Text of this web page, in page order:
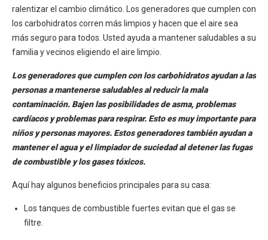
ralentizar el cambio climático. Los generadores que cumplen con
los carbohidratos corren más limpios y hacen que el aire sea
más seguro para todos. Usted ayuda a mantener saludables a su
familia y vecinos eligiendo el aire limpio.
Los generadores que cumplen con los carbohidratos ayudan a las
personas a mantenerse saludables al reducir la mala
contaminación. Bajen las posibilidades de asma, problemas
cardíacos y problemas para respirar. Esto es muy importante para
niños y personas mayores. Estos generadores también ayudan a
mantener el agua y el limpiador de suciedad al detener las fugas
de combustible y los gases tóxicos.
Aquí hay algunos beneficios principales para su casa:
Los tanques de combustible fuertes evitan que el gas se
filtre.